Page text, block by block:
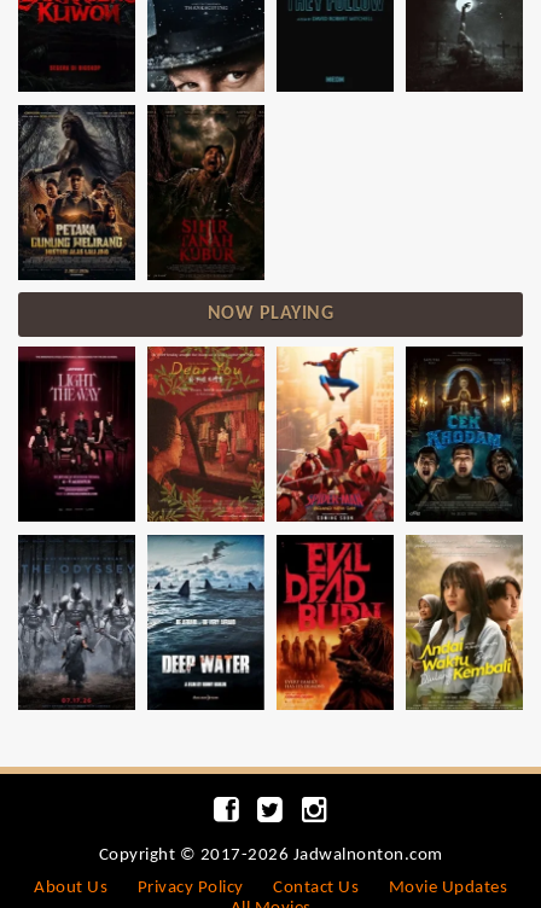
NOW PLAYING
Copyright © 2017-2026 Jadwalnonton.com
About Us
Privacy Policy Contact Us
Movie Updates